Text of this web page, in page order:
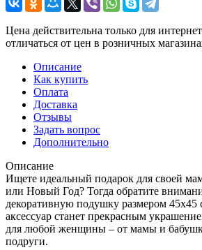
Цена действительна только для
отличаться от цен в розничных
Описание
Как купить
Оплата
Доставка
Отзывы
Задать вопрос
Дополнительно
Описание
Ищете идеальный подарок для своей
или Новый Год? Тогда обратите
декоративную подушку размером 45х45
аксессуар станет прекрасным
для любой женщины – от мамы и
подруги.